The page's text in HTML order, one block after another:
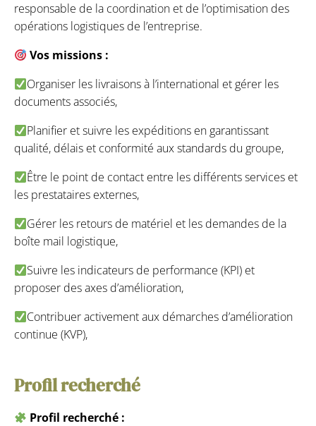
responsable de la coordination et de l’optimisation des
opérations logistiques de l’entreprise.
Vos missions :
Organiser les livraisons à l’international et gérer les
documents associés,
Planifier et suivre les expéditions en garantissant
qualité, délais et conformité aux standards du groupe,
Être le point de contact entre les différents services et
les prestataires externes,
Gérer les retours de matériel et les demandes de la
boîte mail logistique,
Suivre les indicateurs de performance (KPI) et
proposer des axes d’amélioration,
Contribuer activement aux démarches d’amélioration
continue (KVP),
Profil recherché
Profil recherché :